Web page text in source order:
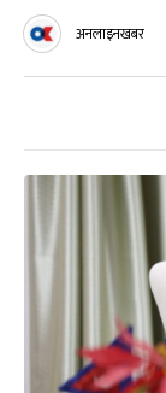
अनलाइनखबर